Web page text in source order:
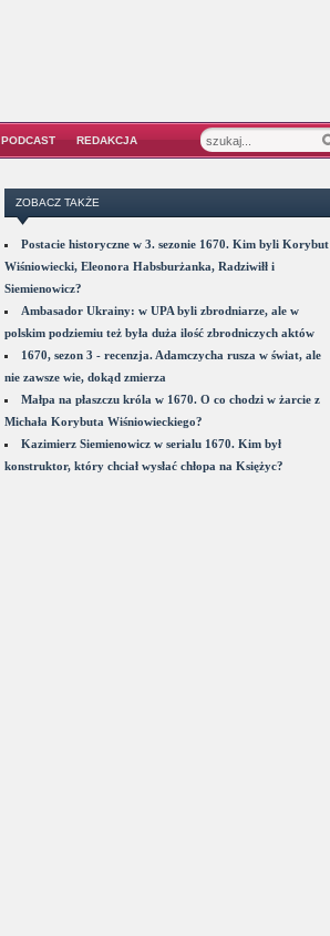
PODCAST REDAKCJA
ZOBACZ TAKŻE
Postacie historyczne w 3. sezonie 1670. Kim byli Korybut
Wiśniowiecki, Eleonora Habsburżanka, Radziwiłł i
Siemienowicz?
Ambasador Ukrainy: w UPA byli zbrodniarze, ale w
polskim podziemiu też była duża ilość zbrodniczych aktów
1670, sezon 3 - recenzja. Adamczycha rusza w świat, ale
nie zawsze wie, dokąd zmierza
Małpa na płaszczu króla w 1670. O co chodzi w żarcie z
Michała Korybuta Wiśniowieckiego?
Kazimierz Siemienowicz w serialu 1670. Kim był
konstruktor, który chciał wysłać chłopa na Księżyc?